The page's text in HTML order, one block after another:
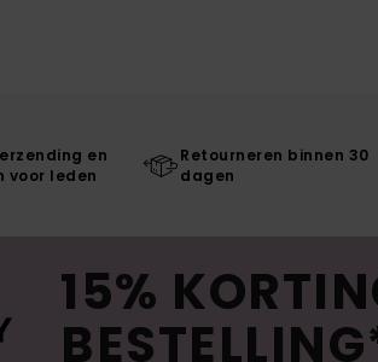
en
voor leden
Retourneren binnen 30
dagen
15%